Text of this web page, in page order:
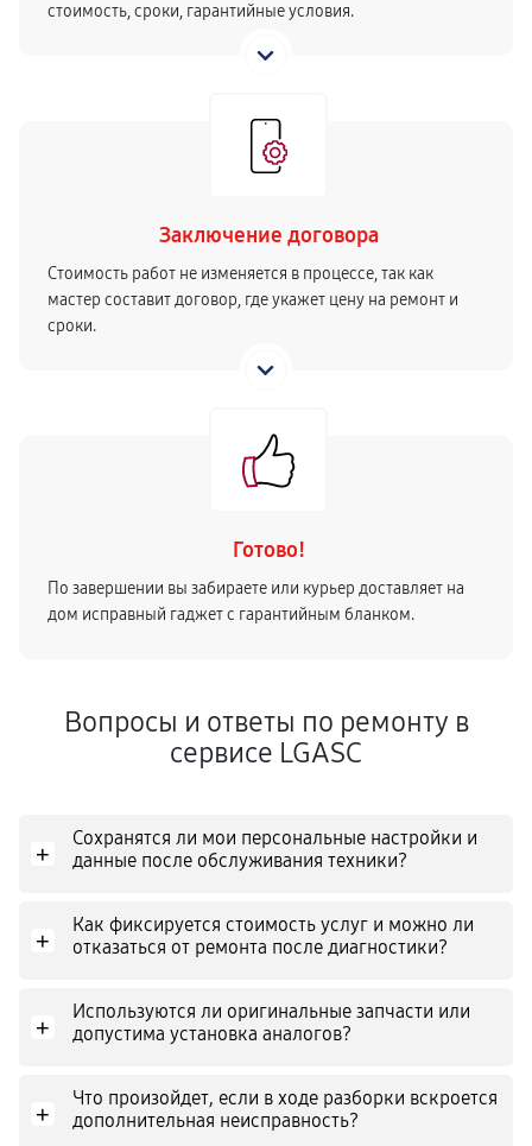
стоимость, сроки, гарантийные условия.
Заключение договора
Стоимость работ не изменяется в процессе, так как
мастер составит договор, где укажет цену на ремонт и
сроки.
Готово!
По завершении вы забираете или курьер доставляет на
дом исправный гаджет с гарантийным бланком.
Вопросы и ответы по ремонту в
сервисе LGASC
+
Сохранятся ли мои персональные настройки и
данные после обслуживания техники?
+
Как фиксируется стоимость услуг и можно ли
отказаться от ремонта после диагностики?
+
Используются ли оригинальные запчасти или
допустима установка аналогов?
+
Что произойдет, если в ходе разборки вскроется
дополнительная неисправность?